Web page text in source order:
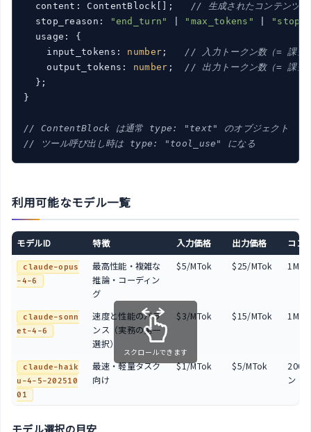
  content: ContentBlock[];
// 生成されたコンテンツの
  stop_reason:
"end_turn" "max_tokens"
  usage: {
    input_tokens:
number ; // 入力トークン数（= 課金
    output_tokens:
number ; // 出力トークン数（= 課金
  };
}
// ContentBlock は通常 type: "text" のオブジェクト
// ツール呼び出し時は type: "tool_use" になる
利用可能なモデル一覧
モデルID 特徴 入力価格 出力価格 コン
claude-opus
-4-6
最高性能・複雑な
推論・コーディン
グ
$5/MTok $25/MTok 1Mト
claude-sonn
et-4-6
速度と性能のバラ
ンス（実務の第一
選択）
$3/MTok $15/MTok 1Mト
claude-haik
u-4-5-202510
01
最速・軽量タスク
向け
$1/MTok $5/MTok
200k
ン
スクロールできます
モデル選択の目安